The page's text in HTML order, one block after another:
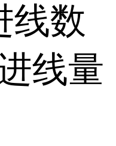
线数
线量